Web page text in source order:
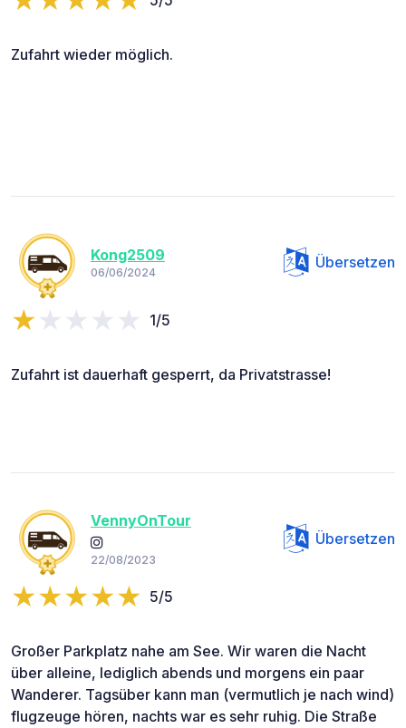
Zufahrt wieder möglich.
Kong2509
06/06/2024
Übersetzen
1/5
Zufahrt ist dauerhaft gesperrt, da Privatstrasse!
VennyOnTour
22/08/2023
Übersetzen
5/5
Großer Parkplatz nahe am See. Wir waren die Nacht
über alleine, lediglich abends und morgens ein paar
Wanderer. Tagsüber kann man (vermutlich je nach wind)
flugzeuge hören, nachts war es sehr ruhig. Die Straße